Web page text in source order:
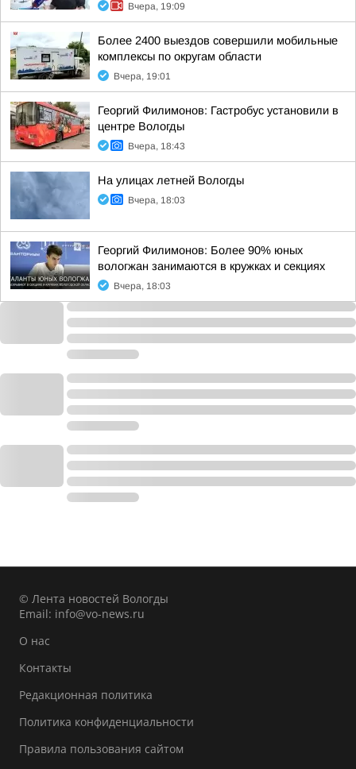
Вчера, 19:09
Более 2400 выездов совершили мобильные
комплексы по округам области
Вчера, 19:01
Георгий Филимонов: Гастробус установили в
центре Вологды
Вчера, 18:43
На улицах летней Вологды
Вчера, 18:03
Георгий Филимонов: Более 90% юных
вологжан занимаются в кружках и секциях
Вчера, 18:03
© Лента новостей Вологды
Email: info@vo-news.ru
О нас
Контакты
Редакционная политика
Политика конфиденциальности
Правила пользования сайтом